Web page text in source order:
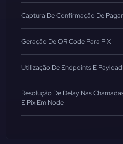
Captura De Confirmação De
Geração De QR Code Para PIX
Utilização De Endpoints E Payload
Resolução De Delay Nas
E Pix Em Node